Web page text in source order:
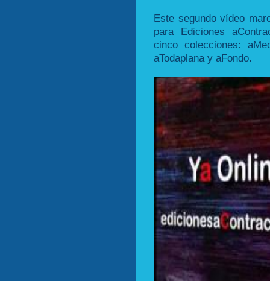
Este segundo vídeo
para Ediciones
cinco colecciones:
aTodaplana y aFondo.